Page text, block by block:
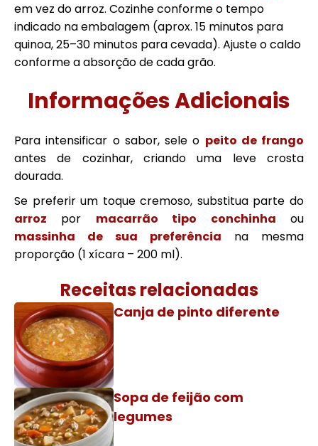
em vez do arroz. Cozinhe conforme o tempo
indicado na embalagem (aprox. 15 minutos para
quinoa, 25–30 minutos para cevada). Ajuste o caldo
conforme a absorção de cada grão.
Informações Adicionais
Para intensificar o sabor, sele o peito de frango
antes de cozinhar, criando uma leve crosta
dourada.
Se preferir um toque cremoso, substitua parte do
arroz por macarrão tipo conchinha ou
massinha de sua preferência na mesma
proporção (1 xícara – 200 ml).
Receitas relacionadas
Canja de pinto diferente
Sopa de feijão com
legumes